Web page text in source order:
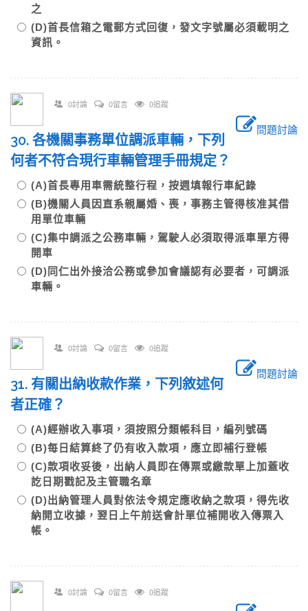
之
(D)首長信箱之電郵方式回復，發文字號屬必須載明之
資訊。
0討論 0留言 0追蹤
問題討論
30. 各機關事務單位調派車輛，下列
何者不符合現行車輛管理手冊規定？
(A)首長專用車需統整行程，按週填報行車紀錄
(B)機關人員因直系親屬婚、喪，事務主管得核准其借
用單位車輛
(C)集中調派之公務車輛，駕駛人必須取得派車單方得
開車
(D)同仁出外接洽公務或參加會議認有必要者，可調派
車輛。
0討論 0留言 0追蹤
問題討論
31. 有關出納收款作業，下列敘述何
者正確？
(A)經辦收入事項，須按照分類帳科目，編列號碼
(B)每日結算終了仍有收入款項，應立即補行登帳
(C)款項收妥後，出納人員即在傳票或繳款單上加蓋收
訖日期戳記及主管職名章
(D)出納管理人員對依法令規定應收納之款項，得先收
納開立收據，翌日上午前送會計單位補開收入傳票入
帳。
0討論 0留言 0追蹤